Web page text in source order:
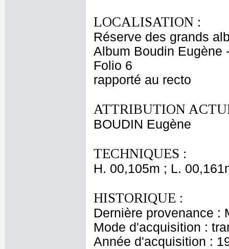
LOCALISATION :
Réserve des grands
Album Boudin Eugène
Folio 6
rapporté au recto
ATTRIBUTION
BOUDIN Eugène
TECHNIQUES :
H. 00,105m ; L.
HISTORIQUE :
Dernière provenance :
Mode d'acquisition :
Année d'acquisition :